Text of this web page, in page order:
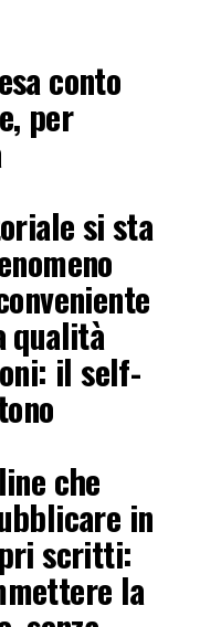
conto
per
si sta
qualità
il self-
che
in
scritti:
la